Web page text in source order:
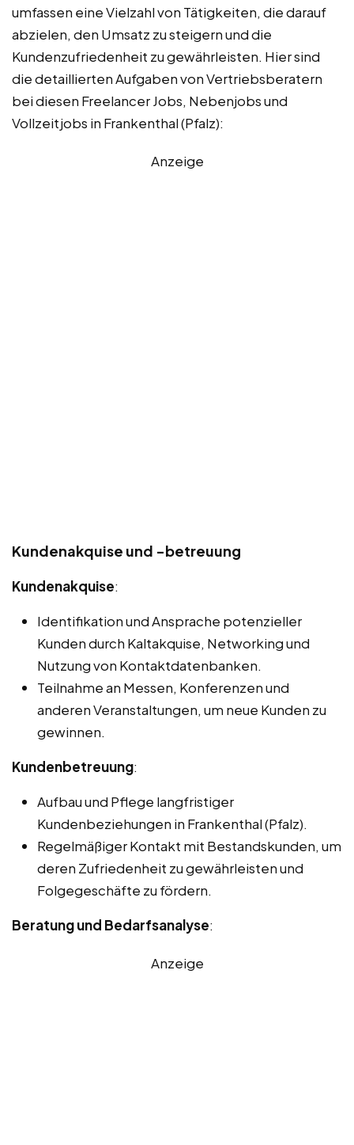
umfassen eine Vielzahl von Tätigkeiten, die darauf
abzielen, den Umsatz zu steigern und die
Kundenzufriedenheit zu gewährleisten. Hier sind
die detaillierten Aufgaben von Vertriebsberatern
bei diesen Freelancer Jobs, Nebenjobs und
Vollzeitjobs in Frankenthal (Pfalz):
Anzeige
Kundenakquise und -betreuung
Kundenakquise:
Identifikation und Ansprache potenzieller
Kunden durch Kaltakquise, Networking und
Nutzung von Kontaktdatenbanken.
Teilnahme an Messen, Konferenzen und
anderen Veranstaltungen, um neue Kunden zu
gewinnen.
Kundenbetreuung:
Aufbau und Pflege langfristiger
Kundenbeziehungen in Frankenthal (Pfalz).
Regelmäßiger Kontakt mit Bestandskunden, um
deren Zufriedenheit zu gewährleisten und
Folgegeschäfte zu fördern.
Beratung und Bedarfsanalyse:
Anzeige